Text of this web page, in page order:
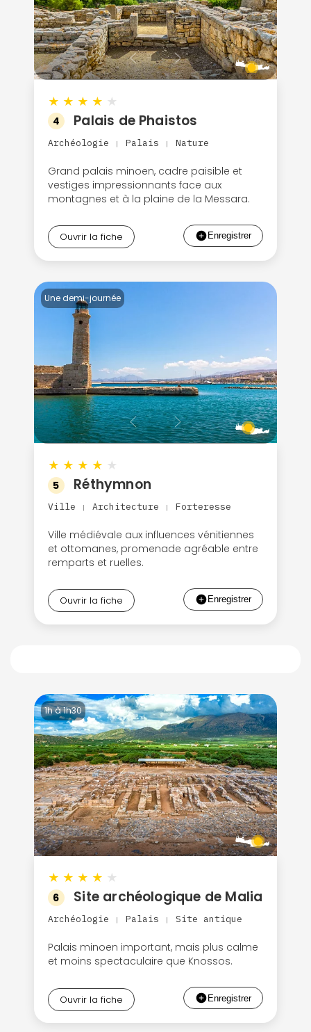
★ ★ ★ ★ ★
4 Palais de Phaistos
Archéologie | Palais | Nature
Grand palais minoen, cadre paisible et
vestiges impressionnants face aux
montagnes et à la plaine de la Messara.
Ouvrir la fiche
Une demi-journée
★ ★ ★ ★ ★
5 Réthymnon
Ville | Architecture | Forteresse
Ville médiévale aux influences vénitiennes
et ottomanes, promenade agréable entre
remparts et ruelles.
Ouvrir la fiche
1h à 1h30
★ ★ ★ ★ ★
6 Site archéologique de Malia
Archéologie | Palais | Site antique
Palais minoen important, mais plus calme
et moins spectaculaire que Knossos.
Ouvrir la fiche